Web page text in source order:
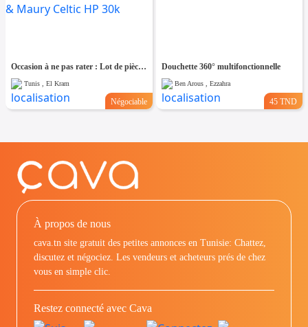
Occasion à ne pas rater : Lot de pièces détachées pour chaudière Chaffoteaux & Maury Celtic HP 30k
Tunis , El Kram
Négociable
Douchette 360° multifonctionnelle
Ben Arous , Ezzahra
45 TND
À propos de nous
cava.tn site gratuit des petites annonces en Tunisie: Chattez,
discutez et négociez. Les vendeurs et acheteurs prés de chez
vous en simple clic.
Restez connecté avec Cava